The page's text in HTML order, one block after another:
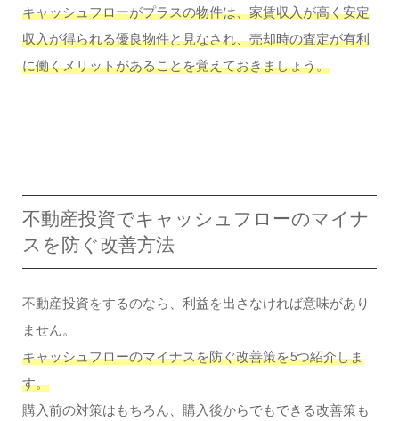
キャッシュフローがプラスの物件は、家賃収入が高く安定
収入が得られる優良物件と見なされ、売却時の査定が有利
に働くメリットがあることを覚えておきましょう。
不動産投資でキャッシュフローのマイナ
スを防ぐ改善方法
不動産投資をするのなら、利益を出さなければ意味があり
ません。
キャッシュフローのマイナスを防ぐ改善策を5つ紹介しま
す。
購入前の対策はもちろん、購入後からでもできる改善策も